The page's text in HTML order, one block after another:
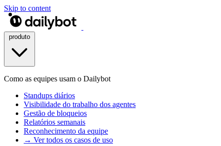
Skip to content
Como as equipes usam o Dailybot
Standups diários
Visibilidade do trabalho dos agentes
Gestão de bloqueios
Relatórios semanais
Reconhecimento da equipe
→ Ver todos os casos de uso